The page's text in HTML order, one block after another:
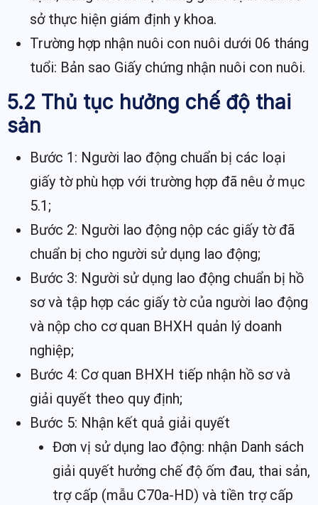
sở thực hiện giám định y khoa.
Trường hợp nhận nuôi con nuôi dưới 06 tháng
tuổi: Bản sao Giấy chứng nhận nuôi con nuôi.
5.2 Thủ tục hưởng chế độ thai
sản
Bước 1: Người lao động chuẩn bị các loại
giấy tờ phù hợp với trường hợp đã nêu ở mục
5.1;
Bước 2: Người lao động nộp các giấy tờ đã
chuẩn bị cho người sử dụng lao động;
Bước 3: Người sử dụng lao động chuẩn bị hồ
sơ và tập hợp các giấy tờ của người lao động
và nộp cho cơ quan BHXH quản lý doanh
nghiệp;
Bước 4: Cơ quan BHXH tiếp nhận hồ sơ và
giải quyết theo quy định;
Bước 5: Nhận kết quả giải quyết
Đơn vị sử dụng lao động: nhận Danh sách
giải quyết hưởng chế độ ốm đau, thai sản,
trợ cấp (mẫu C70a-HD) và tiền trợ cấp